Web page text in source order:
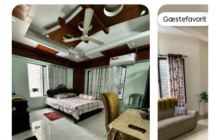
Gæstefavorit
Gæstefavorit